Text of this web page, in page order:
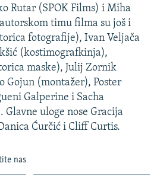
Rutar (SPOK Films) i Miha
timu filma su još i
fotografije), Ivan Veljača
(kostimografkinja),
maske), Julij Zornik
Gojun (montažer), Poster
Galperine i Sacha
uloge nose Gracija
Ćurčić i Cliff Curtis.
nas